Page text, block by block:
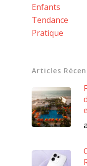
Enfants
Tendance
Pratique
Articles